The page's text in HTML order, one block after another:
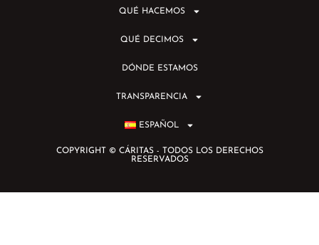
QUÉ HACEMOS
QUÉ DECIMOS
DÓNDE ESTAMOS
TRANSPARENCIA
ESPAÑOL
COPYRIGHT © CÁRITAS - TODOS LOS DERECHOS
RESERVADOS